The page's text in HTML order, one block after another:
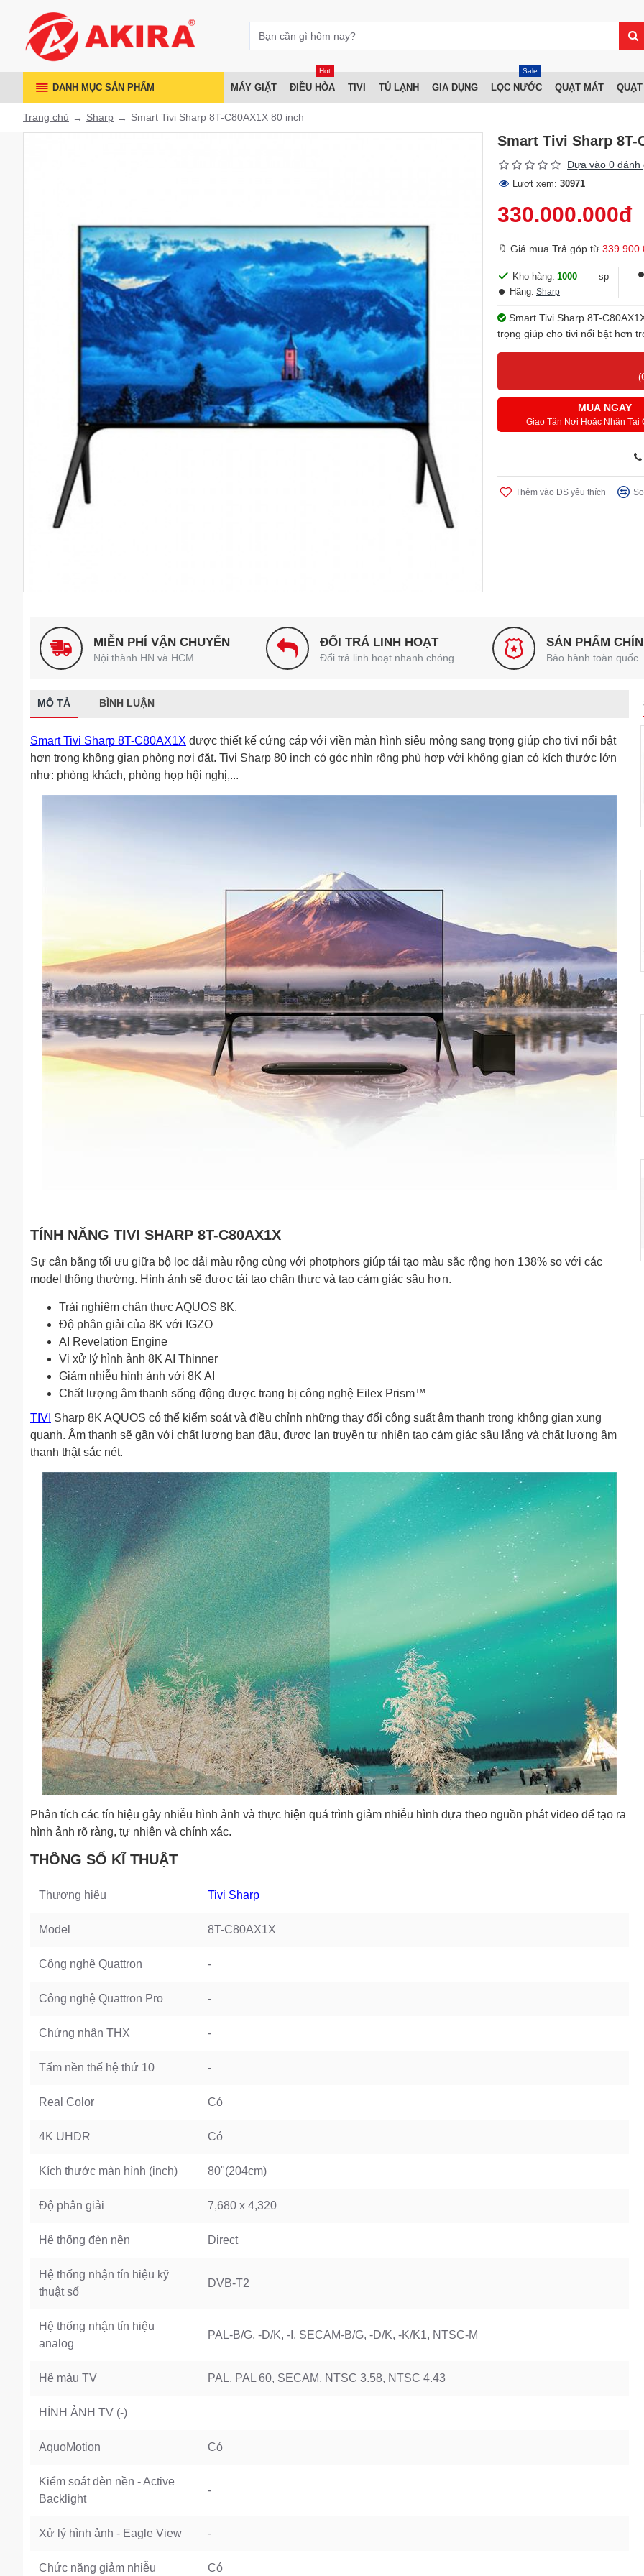
DANH MỤC SẢN PHẨM MÁY GIẶT ĐIỀU HÒA
Hot
TIVI TỦ LẠNH GIA DỤNG LỌC NƯỚC
Sale
QUẠT MÁT
Trang chủ Sharp Smart Tivi Sharp 8T-C80AX1X 80 inch
Smart Tivi Sharp 8T-
Dựa vào 0 đánh
Lượt xem: 30971
330.000.000đ
🔖 Giá mua Trả góp từ
Kho hàng: 1000
sp
Hãng: Sharp
Smart Tivi Sharp 8T-
trọng giúp cho tivi nổi bật hơn
MUA NGAY
Giao Tận Nơi Hoặc Nhận Tại
Thêm vào DS yêu thích
MIỄN PHÍ VẬN CHUYỂN
Nội thành HN và HCM
ĐỔI TRẢ LINH HOẠT
Đổi trả linh hoạt nhanh chóng
SẢN PHẨM
Bảo hành toàn quốc
MÔ TẢ BÌNH LUẬN
Smart Tivi Sharp 8T-C80AX1X được thiết kế cứng cáp với viền màn hình siêu mỏng sang trọng giúp cho tivi nổi bật
hơn trong không gian phòng nơi đặt. Tivi Sharp 80 inch có góc nhìn rộng phù hợp với không gian có kích thước lớn
như: phòng khách, phòng họp hội nghị,...
TÍNH NĂNG TIVI SHARP 8T-C80AX1X
Sự cân bằng tối ưu giữa bộ lọc dải màu rộng cùng với photphors giúp tái tạo màu sắc rộng hơn 138% so với các
model thông thường. Hình ảnh sẽ được tái tạo chân thực và tạo cảm giác sâu hơn.
Trải nghiệm chân thực AQUOS 8K.
Độ phân giải của 8K với IGZO
AI Revelation Engine
Vi xử lý hình ảnh 8K AI Thinner
Giảm nhiễu hình ảnh với 8K AI
Chất lượng âm thanh sống động được trang bị công nghệ Eilex Prism™
TIVI Sharp 8K AQUOS có thể kiểm soát và điều chỉnh những thay đổi công suất âm thanh trong không gian xung
quanh. Âm thanh sẽ gần với chất lượng ban đầu, được lan truyền tự nhiên tạo cảm giác sâu lắng và chất lượng âm
thanh thật sắc nét.
Phân tích các tín hiệu gây nhiễu hình ảnh và thực hiện quá trình giảm nhiễu hình dựa theo nguồn phát video để tạo ra
hình ảnh rõ ràng, tự nhiên và chính xác.
THÔNG SỐ KĨ THUẬT
Thương hiệu Tivi Sharp
Model 8T-C80AX1X
Công nghệ Quattron -
Công nghệ Quattron Pro -
Chứng nhận THX -
Tấm nền thế hệ thứ 10 -
Real Color Có
4K UHDR Có
Kích thước màn hình (inch) 80"(204cm)
Độ phân giải 7,680 x 4,320
Hệ thống đèn nền Direct
Hệ thống nhận tín hiệu kỹ
thuật số
DVB-T2
Hệ thống nhận tín hiệu
analog
PAL-B/G, -D/K, -I, SECAM-B/G, -D/K, -K/K1, NTSC-M
Hệ màu TV PAL, PAL 60, SECAM, NTSC 3.58, NTSC 4.43
HÌNH ẢNH TV (-)
AquoMotion Có
Kiểm soát đèn nền - Active
Backlight
-
Xử lý hình ảnh - Eagle View -
Chức năng giảm nhiễu Có